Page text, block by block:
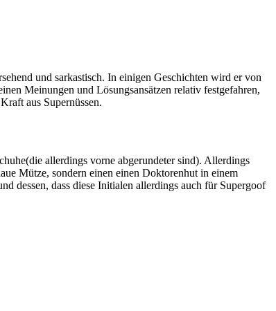
und sarkastisch. In einigen Geschichten wird er von
Meinungen und Lösungsansätzen relativ festgefahren,
aus Supernüssen.
allerdings vorne abgerundeter sind). Allerdings
Mütze, sondern einen einen Doktorenhut in einem
dessen, dass diese Initialen allerdings auch für Supergoof